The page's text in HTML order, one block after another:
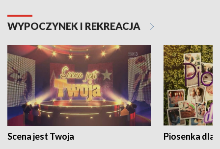
WYPOCZYNEK I REKREACJA
Scena jest Twoja Piosenka dla